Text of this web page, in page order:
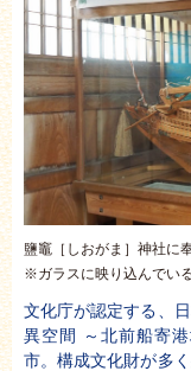
鹽竈［しおがま］神社に
※ガラスに映り込んでい
文化庁が認定する、
異空間 ～北前船寄
市。構成文化財が多